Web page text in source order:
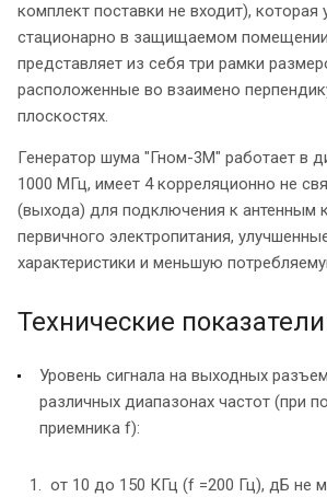
комплект поставки не входит), которая
стационарно в защищаемом
представляет из себя три рамки
расположенные во взаимено
плоскостях.
Генератор шума "Гном-3М" работает в
1000 МГц, имеет 4 корреляционно не
(выхода) для подключения к антенным
первичного электропитания,
характеристики и меньшую
Технические
Уровень сигнала на выходных
различных диапазонах частот (при
приемника f):
от 10 до 150 КГц (f =200 Гц), дБ не